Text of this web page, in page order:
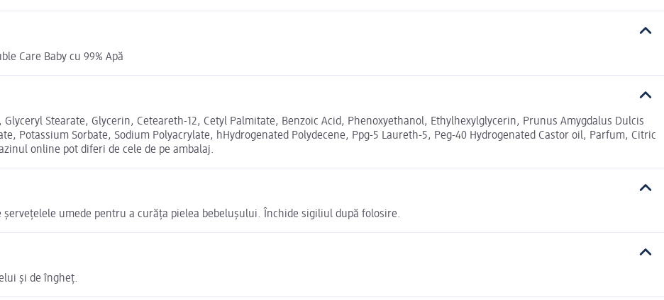
Care Baby cu 99% Apă
Stearate, Glycerin, Ceteareth-12, Cetyl Palmitate, Benzoic Acid, Phenoxyethanol, Ethylhexylglycerin, Prunus Amygdalus Dulcis
Potassium Sorbate, Sodium Polyacrylate, hHydrogenated Polydecene, Ppg-5 Laureth-5, Peg-40 Hydrogenated Castor oil, Parfum, Citric
online pot diferi de cele de pe ambalaj.
umede pentru a curăța pielea bebelușului. Închide sigiliul după folosire.
și de îngheț.